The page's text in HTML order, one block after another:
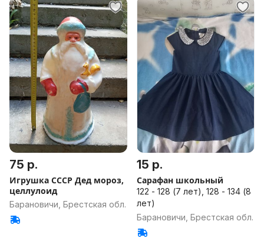
75 р.
Игрушка СССР Дед мороз,
целлулоид
Барановичи, Брестская обл.
15 р.
Сарафан школьный
122 - 128 (7 лет), 128 - 134 (8
лет)
Барановичи, Брестская обл.